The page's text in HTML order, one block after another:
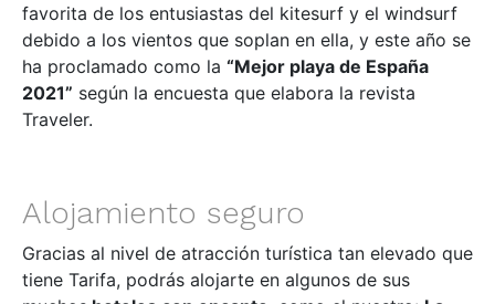
favorita de los entusiastas del kitesurf y el windsurf
debido a los vientos que soplan en ella, y este año se
ha proclamado como la “Mejor playa de España
2021” según la encuesta que elabora la revista
Traveler.
Alojamiento seguro
Gracias al nivel de atracción turística tan elevado que
tiene Tarifa, podrás alojarte en algunos de sus